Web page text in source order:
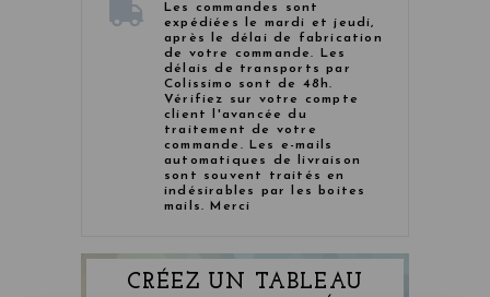
Les commandes sont
expédiées le mardi et jeudi,
après le délai de fabrication
de votre commande. Les
délais de transports par
Colissimo sont de 48h.
Vérifiez sur votre compte
client l'avancée du
traitement de votre
commande. Les e-mails
automatiques de livraison
sont souvent traités en
indésirables par les boites
mails. Merci
CRÉEZ UN TABLEAU